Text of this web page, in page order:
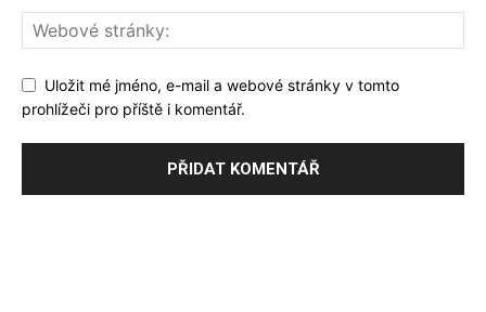
Uložit mé jméno, e-mail a webové stránky v tomto
prohlížeči pro příště i komentář.